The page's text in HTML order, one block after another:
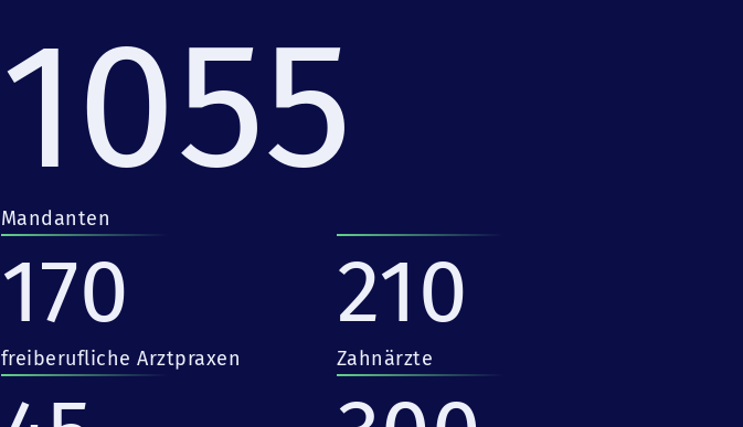
1055
Mandanten
170
freiberufliche Arztpraxen
210
Zahnärzte